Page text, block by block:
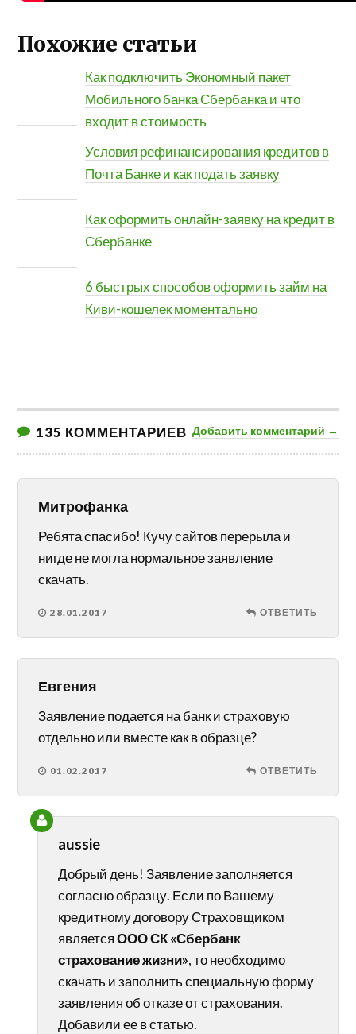
Похожие статьи
Как подключить Экономный пакет
Мобильного банка Сбербанка и что
входит в стоимость
Условия рефинансирования кредитов в
Почта Банке и как подать заявку
Как оформить онлайн-заявку на кредит в
Сбербанке
6 быстрых способов оформить займ на
Киви-кошелек моментально
135 КОММЕНТАРИЕВ Добавить комментарий →
Митрофанка
Ребята спасибо! Кучу сайтов перерыла и
нигде не могла нормальное заявление
скачать.
28.01.2017 ОТВЕТИТЬ
Евгения
Заявление подается на банк и страховую
отдельно или вместе как в образце?
01.02.2017 ОТВЕТИТЬ
aussie
Добрый день! Заявление заполняется
согласно образцу. Если по Вашему
кредитному договору Страховщиком
являетсяООО СК «Сбербанк
страхование жизни», то необходимо
скачать и заполнить специальную форму
заявления об отказе от страхования.
Добавили ее в статью.